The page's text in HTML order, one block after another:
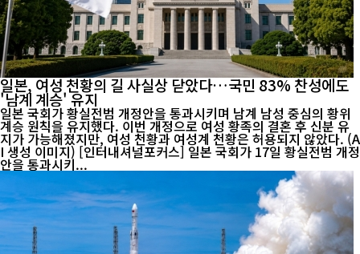
일본, 여성 천황의 길 사실상 닫았다…국민 83% 찬성에도
'남계 계승' 유지
일본 국회가 황실전범 개정안을 통과시키며 남계 남성 중심의 황위
계승 원칙을 유지했다. 이번 개정으로 여성 황족의 결혼 후 신분 유
지가 가능해졌지만, 여성 천황과 여성계 천황은 허용되지 않았다. (A
I 생성 이미지) [인터내셔널포커스] 일본 국회가 17일 황실전범 개정
안을 통과시키...